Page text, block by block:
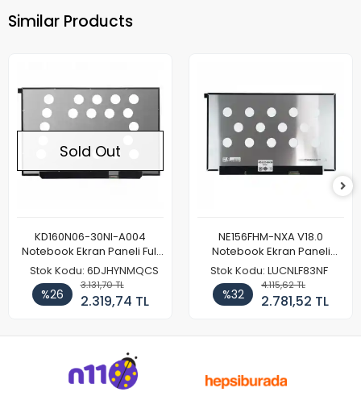
Similar Products
Sold Out
KD160N06-30NI-A004
Notebook Ekran Paneli Full
HD
Stok Kodu: 6DJHYNMQCS
%26
3.131,70 TL
2.319,74 TL
NE156FHM-NXA V18.0
Notebook Ekran Paneli
144Hz
Stok Kodu: LUCNLF83NF
%32
4.115,62 TL
2.781,52 TL